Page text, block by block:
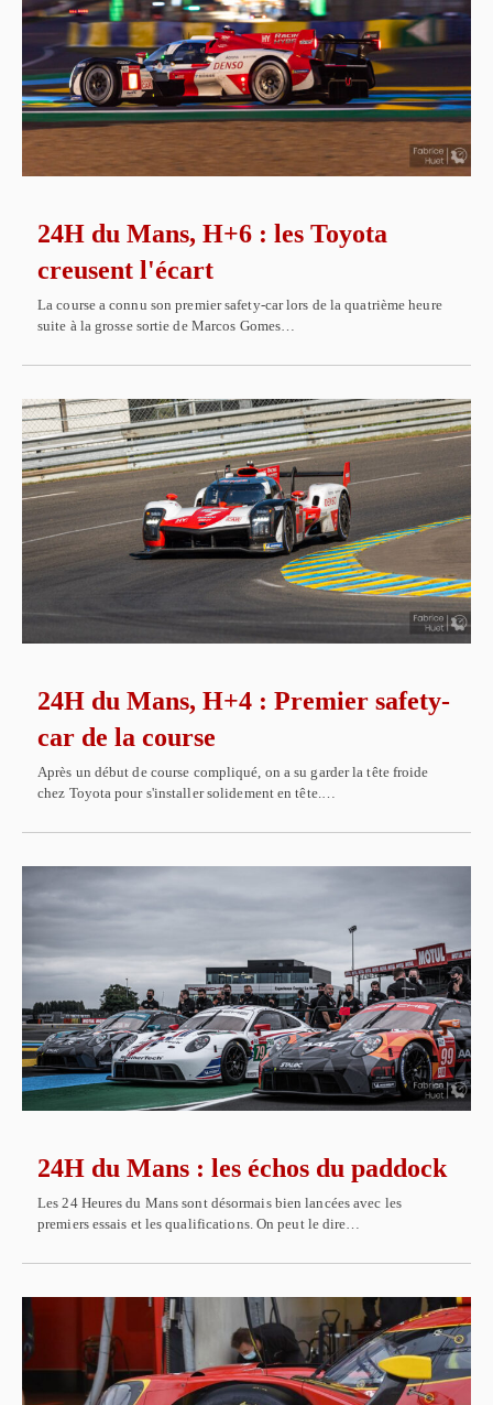
24H du Mans, H+6 : les Toyota
creusent l'écart
La course a connu son premier safety-car lors de la quatrième heure
suite à la grosse sortie de Marcos Gomes…
24H du Mans, H+4 : Premier safety-
car de la course
Après un début de course compliqué, on a su garder la tête froide
chez Toyota pour s'installer solidement en tête.…
24H du Mans : les échos du paddock
Les 24 Heures du Mans sont désormais bien lancées avec les
premiers essais et les qualifications. On peut le dire…